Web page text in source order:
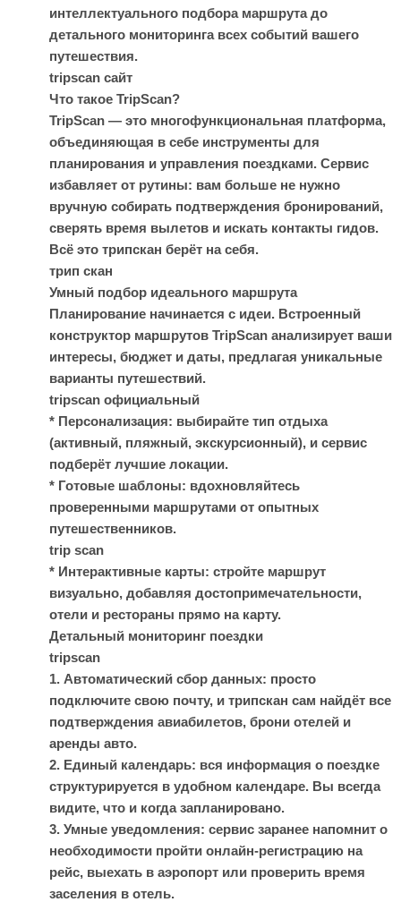
интеллектуального подбора маршрута до
детального мониторинга всех событий вашего
путешествия.
tripscan сайт
Что такое TripScan?
TripScan — это многофункциональная платформа,
объединяющая в себе инструменты для
планирования и управления поездками. Сервис
избавляет от рутины: вам больше не нужно
вручную собирать подтверждения бронирований,
сверять время вылетов и искать контакты гидов.
Всё это трипскан берёт на себя.
трип скан
Умный подбор идеального маршрута
Планирование начинается с идеи. Встроенный
конструктор маршрутов TripScan анализирует ваши
интересы, бюджет и даты, предлагая уникальные
варианты путешествий.
tripscan официальный
* Персонализация: выбирайте тип отдыха
(активный, пляжный, экскурсионный), и сервис
подберёт лучшие локации.
* Готовые шаблоны: вдохновляйтесь
проверенными маршрутами от опытных
путешественников.
trip scan
* Интерактивные карты: стройте маршрут
визуально, добавляя достопримечательности,
отели и рестораны прямо на карту.
Детальный мониторинг поездки
tripscan
1. Автоматический сбор данных: просто
подключите свою почту, и трипскан сам найдёт все
подтверждения авиабилетов, брони отелей и
аренды авто.
2. Единый календарь: вся информация о поездке
структурируется в удобном календаре. Вы всегда
видите, что и когда запланировано.
3. Умные уведомления: сервис заранее напомнит о
необходимости пройти онлайн-регистрацию на
рейс, выехать в аэропорт или проверить время
заселения в отель.